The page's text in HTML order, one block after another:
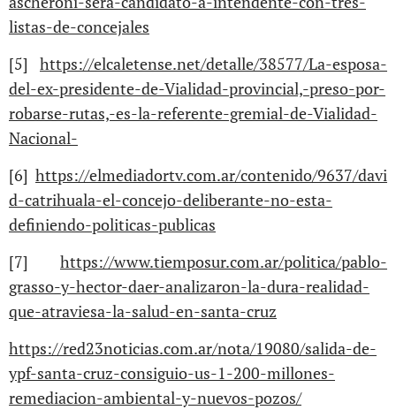
listas-de-concejales
[5] https://elcaletense.net/detalle/38577/La-esposa-
del-ex-presidente-de-Vialidad-provincial,-preso-por-
robarse-rutas,-es-la-referente-gremial-de-Vialidad-
Nacional-
[6] https://elmediadortv.com.ar/contenido/9637/davi
d-catrihuala-el-concejo-deliberante-no-esta-
definiendo-politicas-publicas
[7] https://www.tiemposur.com.ar/politica/pablo-
grasso-y-hector-daer-analizaron-la-dura-realidad-
que-atraviesa-la-salud-en-santa-cruz
https://red23noticias.com.ar/nota/19080/salida-de-
ypf-santa-cruz-consiguio-us-1-200-millones-
remediacion-ambiental-y-nuevos-pozos/
05.08.2026
Repudiamos
la Ley
de
inviolabilidad
05.08.2026
DESREGULACIÓN
04.08.2026
Carrefour
market: